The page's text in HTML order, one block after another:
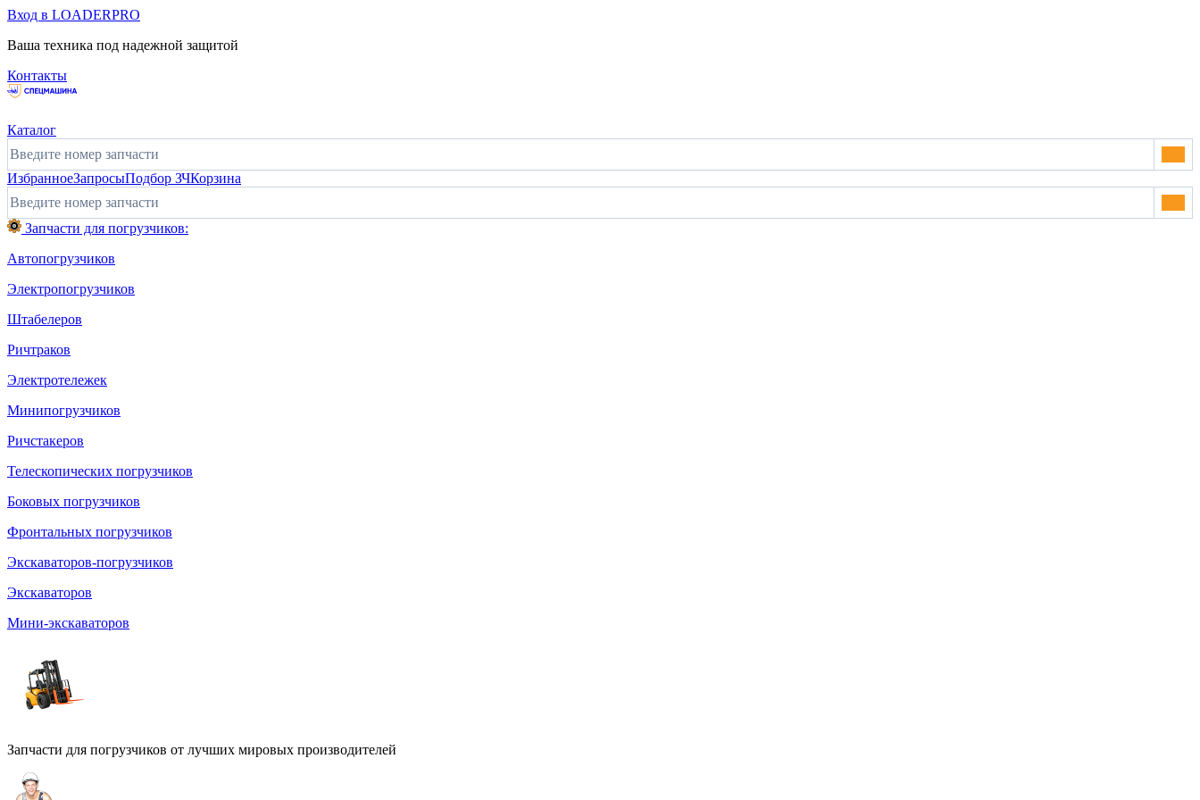
Вход в LOADERPRO
Ваша техника под надежной защитой
Контакты
Каталог
ИзбранноеЗапросыПодбор ЗЧКорзина
Запчасти для погрузчиков:
Автопогрузчиков
Электропогрузчиков
Штабелеров
Ричтраков
Электротележек
Минипогрузчиков
Ричстакеров
Телескопических погрузчиков
Боковых погрузчиков
Фронтальных погрузчиков
Экскаваторов-погрузчиков
Экскаваторов
Мини-экскаваторов
Запчасти для погрузчиков от лучших мировых производителей